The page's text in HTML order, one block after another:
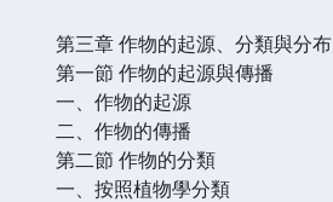
第三章 作物的起源、分類與分布
第一節 作物的起源與傳播
一、作物的起源
二、作物的傳播
第二節 作物的分類
一、按照植物學分類